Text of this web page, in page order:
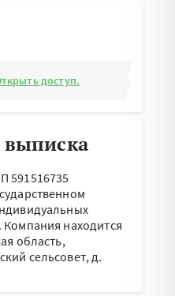
доступ.
591516735
Компания находится
область,
сельсовет, д.